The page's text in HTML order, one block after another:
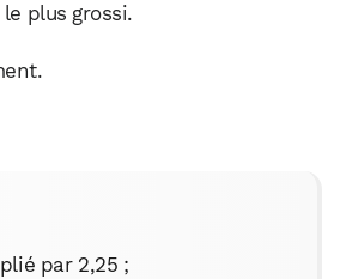
plus grossi.
par 2,25 ;